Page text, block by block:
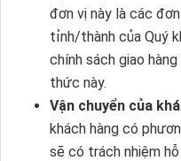
đơn vị này là các
tỉnh/thành của Quý
chính sách giao
thức này.
Vận chuyển của
khách hàng có
sẽ có trách nhiệm